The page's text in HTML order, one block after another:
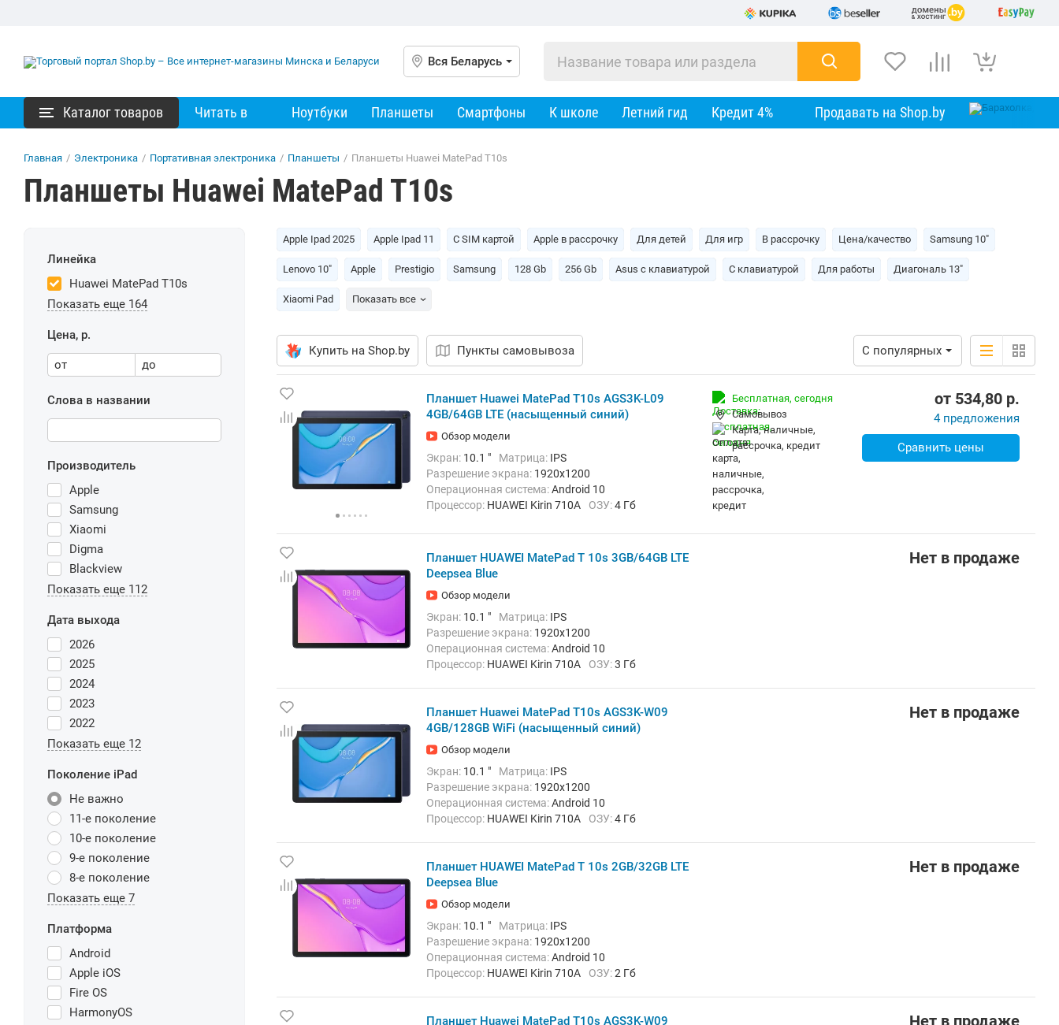
Вся Беларусь
Каталог товаров Читать в Ноутбуки Планшеты Смартфоны К школе Летний гид Кредит 4% Продавать на Shop.by
Главная / Электроника / Портативная электроника / Планшеты / Планшеты Huawei MatePad T10s
Планшеты Huawei MatePad T10s
Линейка
Huawei MatePad T10s
Показать еще 164
Цена, р.
от до
Слова в названии
Производитель
Apple
Samsung
Xiaomi
Digma
Blackview
Показать еще 112
Дата выхода
2026
2025
2024
2023
2022
Показать еще 12
Поколение iPad
Не важно
11-е поколение
10-е поколение
9-е поколение
8-е поколение
Показать еще 7
Платформа
Android
Apple iOS
Fire OS
HarmonyOS
Apple Ipad 2025 Apple Ipad 11 С SIM картой Apple в рассрочку Для детей Для игр В рассрочку Цена/качество Samsung 10"
Lenovo 10" Apple Prestigio Samsung 128 Gb 256 Gb Asus c клавиатурой С клавиатурой Для работы Диагональ 13"
Xiaomi Pad Показать все
Купить на Shop.by Пункты самовывоза С популярных
Планшет Huawei MatePad T10s AGS3K-L09
4GB/64GB LTE (насыщенный синий)
Обзор модели
Экран: 10.1 " Матрица: IPS
Разрешение экрана: 1920x1200
Операционная система:Android 10
Процессор: HUAWEI Kirin 710A ОЗУ:4 Гб
Беспроводная связь:4G (LTE), Bluetooth, Wi-Fi
Вес:
Бесплатная, сегодня
Самовывоз
карта, наличные,
рассрочка, кредит
от 534,80 p.
4 предложения
Сравнить цены
Планшет HUAWEI MatePad T 10s 3GB/64GB LTE
Deepsea Blue
Обзор модели
Экран: 10.1 " Матрица: IPS
Разрешение экрана: 1920x1200
Операционная система:Android 10
Процессор: HUAWEI Kirin 710A ОЗУ:3 Гб
Вес:450 г
Нет в продаже
Планшет Huawei MatePad T10s AGS3K-W09
4GB/128GB WiFi (насыщенный синий)
Обзор модели
Экран: 10.1 " Матрица: IPS
Разрешение экрана: 1920x1200
Операционная система:Android 10
Процессор: HUAWEI Kirin 710A ОЗУ:4 Гб
Беспроводная связь:Bluetooth, Wi-Fi Вес:450 г
Нет в продаже
Планшет HUAWEI MatePad T 10s 2GB/32GB LTE
Deepsea Blue
Обзор модели
Экран: 10.1 " Матрица: IPS
Разрешение экрана: 1920x1200
Операционная система:Android 10
Процессор: HUAWEI Kirin 710A ОЗУ:2 Гб
Вес:450 г
Нет в продаже
Планшет Huawei MatePad T10s AGS3K-W09
Нет в продаже